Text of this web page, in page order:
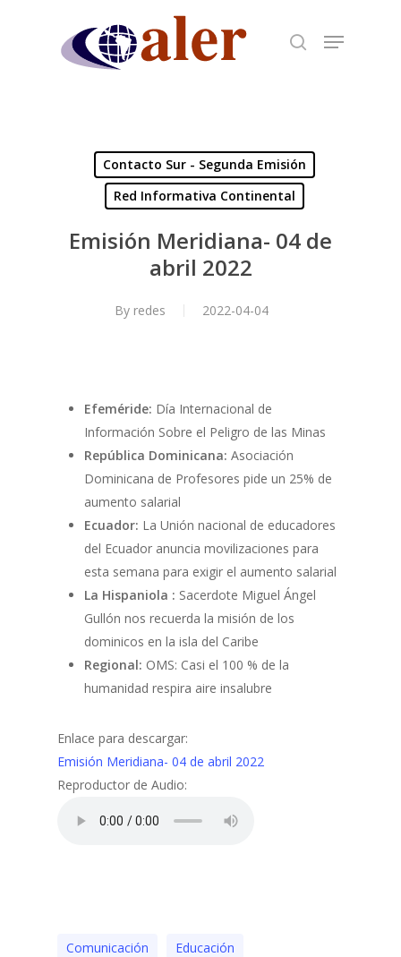
Contacto Sur - Segunda Emisión
Red Informativa Continental
Emisión Meridiana- 04 de
abril 2022
By redes 2022-04-04
Efeméride: Día Internacional de
Información Sobre el Peligro de las Minas
República Dominicana: Asociación
Dominicana de Profesores pide un 25% de
aumento salarial
Ecuador: La Unión nacional de educadores
del Ecuador anuncia movilizaciones para
esta semana para exigir el aumento salarial
La Hispaniola : Sacerdote Miguel Ángel
Gullón nos recuerda la misión de los
dominicos en la isla del Caribe
Regional: OMS: Casi el 100 % de la
humanidad respira aire insalubre
Enlace para descargar:
Emisión Meridiana- 04 de abril 2022
Reproductor de Audio:
Comunicación Educación